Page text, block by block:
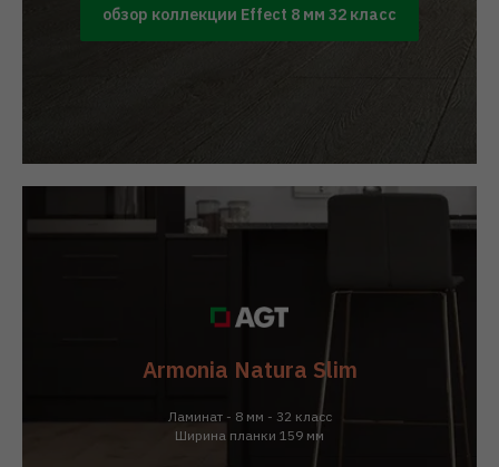
обзор коллекции Effect 8 мм 32 класс
Armonia Natura Slim
Ламинат - 8 мм - 32 класс
Ширина планки 159 мм